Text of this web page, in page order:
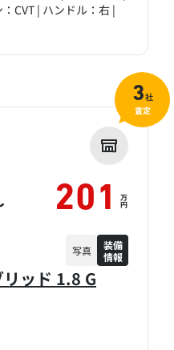
CVT | ハンドル：右 |
リッド 1.8 G
201 万
円
写真
装備
情報
3社
査定